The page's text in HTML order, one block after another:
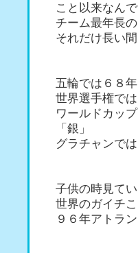
こと以来なんで
チーム最年長
それだけ長い
五輪では６８
世界選手権で
ワールドカッ
「銀」
グラチャンで
子供の時見て
世界のガイチ
９６年アトラ